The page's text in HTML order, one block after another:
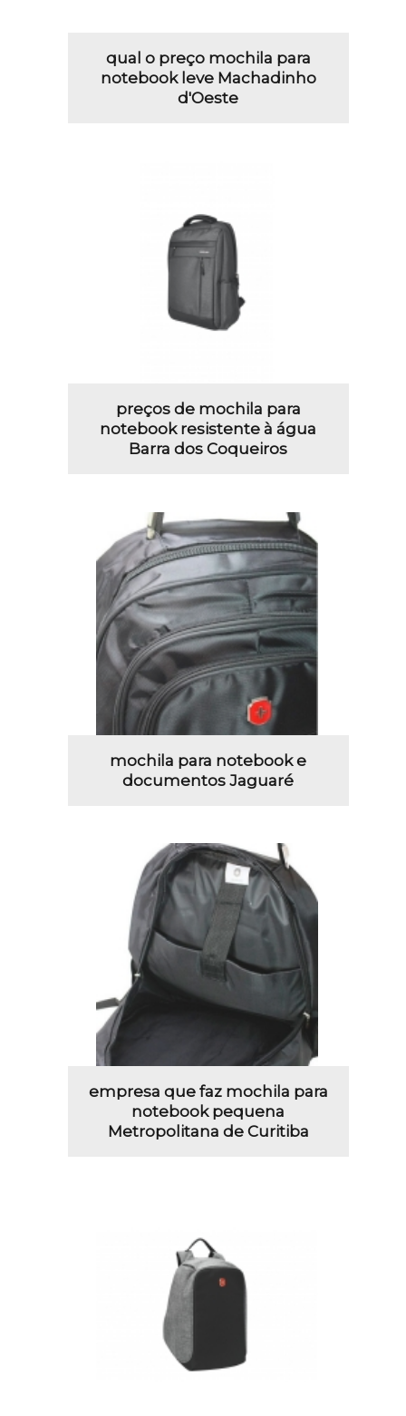
qual o preço mochila para
notebook leve Machadinho
d'Oeste
preços de mochila para
notebook resistente à água
Barra dos Coqueiros
mochila para notebook e
documentos Jaguaré
empresa que faz mochila para
notebook pequena
Metropolitana de Curitiba